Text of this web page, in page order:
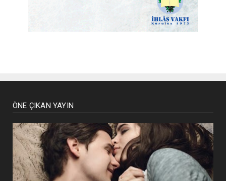
ÖNE ÇIKAN YAYIN